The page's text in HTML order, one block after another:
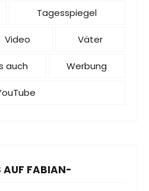
Tagesspiegel
Video Väter
auch Werbung
AUF FABIAN-